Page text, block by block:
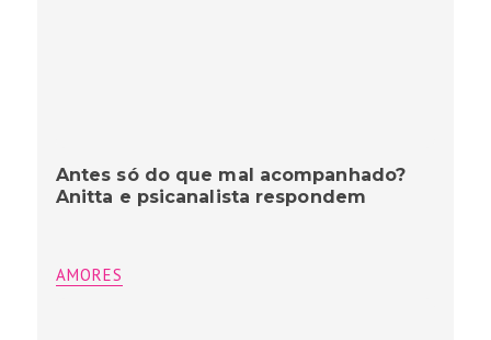
Antes só do que mal acompanhado?
Anitta e psicanalista respondem
AMORES